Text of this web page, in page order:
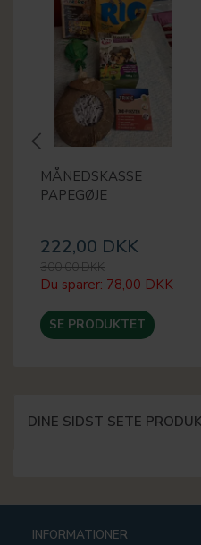
MÅNEDSKASSE
PAPEGØJE
222,00 DKK
300,00 DKK
Du sparer: 78,00 DKK
SE PRODUKTET
DINE SIDST SETE
INFORMATIONER